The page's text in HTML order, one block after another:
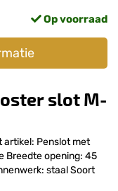
Op voorraad
slot M-
artikel: Penslot met
Breedte opening: 45
staal Soort